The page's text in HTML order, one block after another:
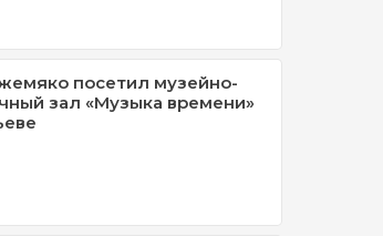
посетил музейно-
зал «Музыка времени»